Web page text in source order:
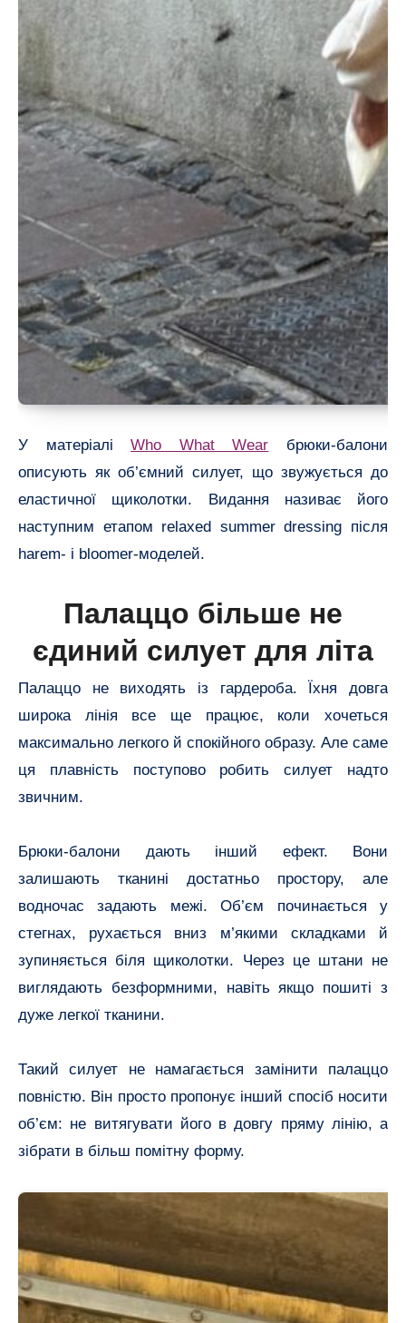
У матеріаліWho What Wear брюки-балони
описують як об’ємний силует, що звужується до
еластичної щиколотки. Видання називає його
наступним етапом relaxed summer dressing після
harem- і bloomer-моделей.
Палаццо більше не
єдиний силует для літа
Палаццо не виходять із гардероба. Їхня довга
широка лінія все ще працює, коли хочеться
максимально легкого й спокійного образу. Але саме
ця плавність поступово робить силует надто
звичним.
Брюки-балони дають інший ефект. Вони
залишають тканині достатньо простору, але
водночас задають межі. Об’єм починається у
стегнах, рухається вниз м’якими складками й
зупиняється біля щиколотки. Через це штани не
виглядають безформними, навіть якщо пошиті з
дуже легкої тканини.
Такий силует не намагається замінити палаццо
повністю. Він просто пропонує інший спосіб носити
об’єм: не витягувати його в довгу пряму лінію, а
зібрати в більш помітну форму.